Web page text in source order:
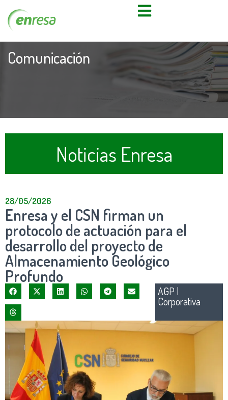
Comunicación
Noticias Enresa
28/05/2026
Enresa y el CSN firman un
protocolo de actuación para el
desarrollo del proyecto de
Almacenamiento Geológico
Profundo
AGP |
Corporativa